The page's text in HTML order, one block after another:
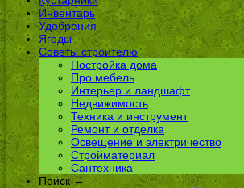
Инвентарь
Удобрения
Ягоды
Советы строителю
Постройка дома
Про мебель
Интерьер и ландшафт
Недвижимость
Техника и инструмент
Ремонт и отделка
Освещение и электричество
Стройматериал
Сантехника
Поиск →